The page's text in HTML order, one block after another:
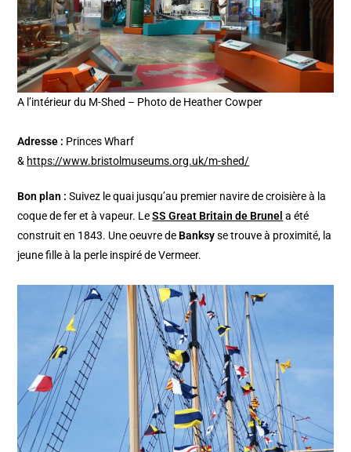
A l’intérieur du M-Shed – Photo de Heather Cowper
Adresse : Princes Wharf
& https://www.bristolmuseums.org.uk/m-shed/
Bon plan : Suivez le quai jusqu’au premier navire de croisière à la
coque de fer et à vapeur. LeSS Great Britain de Brunel a été
construit en 1843. Une oeuvre de Banksyse trouve à proximité, la
jeune fille à la perle inspiré de Vermeer.